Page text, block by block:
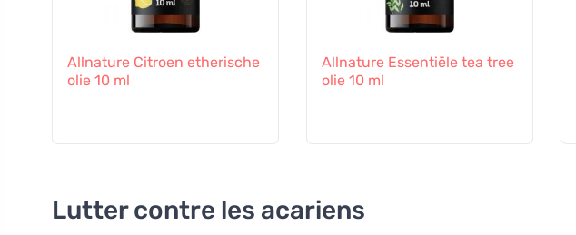
Allnature Citroen etherische
olie 10 ml
Allnature Essentiële tea tree
olie 10 ml
Lutter contre les acariens